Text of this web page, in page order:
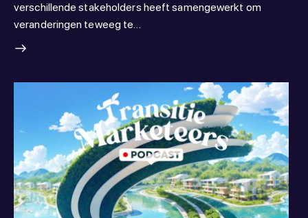
verschillende stakeholders heeft samengewerkt om
veranderingen teweeg te…